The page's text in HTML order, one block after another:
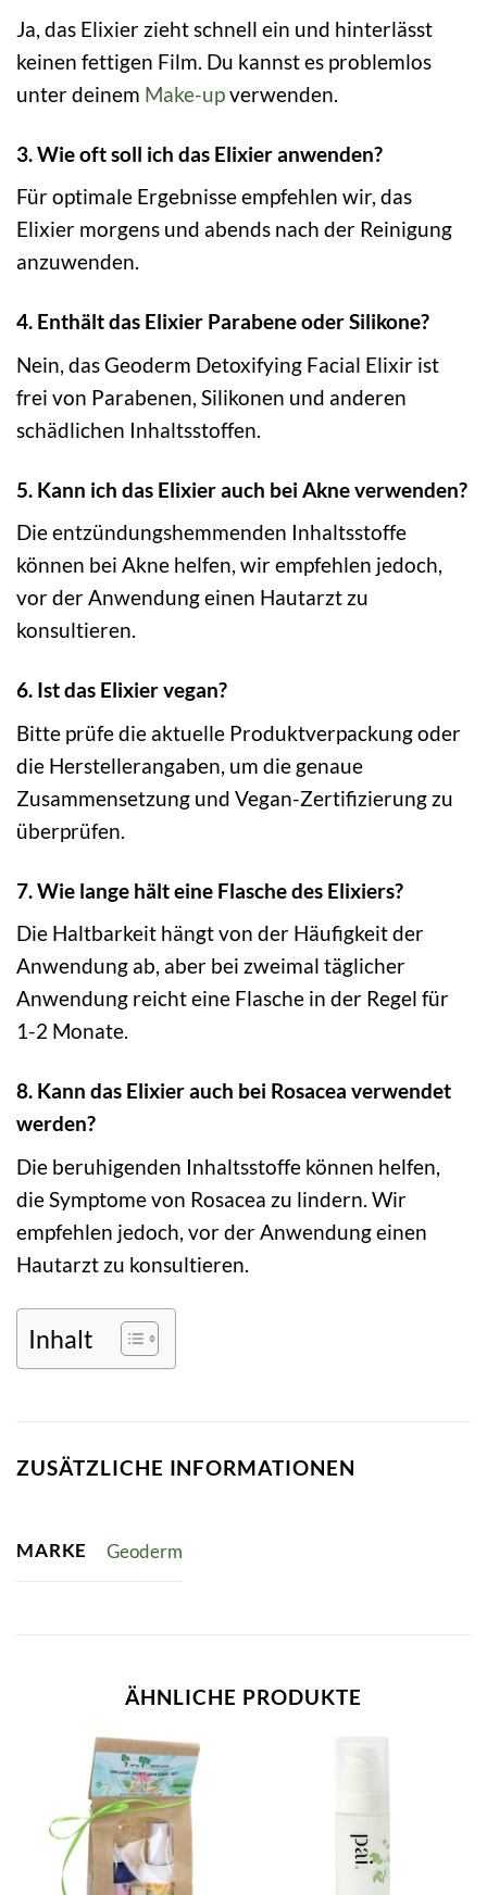
Ja, das Elixier zieht schnell ein und hinterlässt
keinen fettigen Film. Du kannst es problemlos
unter deinem Make-upverwenden.
3. Wie oft soll ich das Elixier anwenden?
Für optimale Ergebnisse empfehlen wir, das
Elixier morgens und abends nach der Reinigung
anzuwenden.
4. Enthält das Elixier Parabene oder Silikone?
Nein, das Geoderm Detoxifying Facial Elixir ist
frei von Parabenen, Silikonen und anderen
schädlichen Inhaltsstoffen.
5. Kann ich das Elixier auch bei Akne verwenden?
Die entzündungshemmenden Inhaltsstoffe
können bei Akne helfen, wir empfehlen jedoch,
vor der Anwendung einen Hautarzt zu
konsultieren.
6. Ist das Elixier vegan?
Bitte prüfe die aktuelle Produktverpackung oder
die Herstellerangaben, um die genaue
Zusammensetzung und Vegan-Zertifizierung zu
überprüfen.
7. Wie lange hält eine Flasche des Elixiers?
Die Haltbarkeit hängt von der Häufigkeit der
Anwendung ab, aber bei zweimal täglicher
Anwendung reicht eine Flasche in der Regel für
1-2 Monate.
8. Kann das Elixier auch bei Rosacea verwendet
werden?
Die beruhigenden Inhaltsstoffe können helfen,
die Symptome von Rosacea zu lindern. Wir
empfehlen jedoch, vor der Anwendung einen
Hautarzt zu konsultieren.
Inhalt
ZUSÄTZLICHE INFORMATIONEN
MARKE Geoderm
ÄHNLICHE PRODUKTE